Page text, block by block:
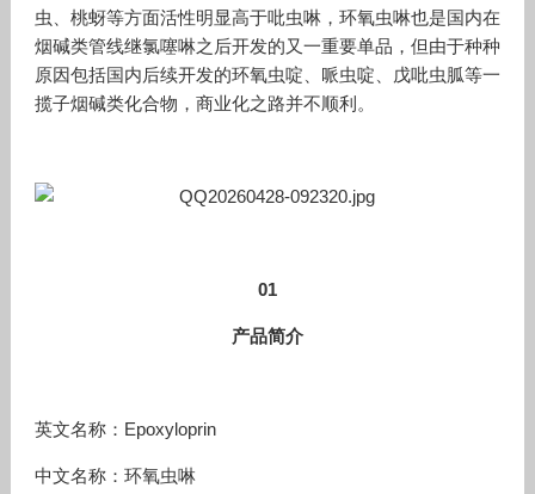
虫、桃蚜等方面活性明显高于吡虫啉，环氧虫啉也是国内在
烟碱类管线继氯噻啉之后开发的又一重要单品，但由于种种
原因包括国内后续开发的环氧虫啶、哌虫啶、戊吡虫胍等一
揽子烟碱类化合物，商业化之路并不顺利。
01
产品简介
英文名称：Epoxyloprin
中文名称：环氧虫啉